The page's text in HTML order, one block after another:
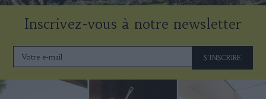
Inscrivez-vous à notre newsletter
S'INSCRIRE